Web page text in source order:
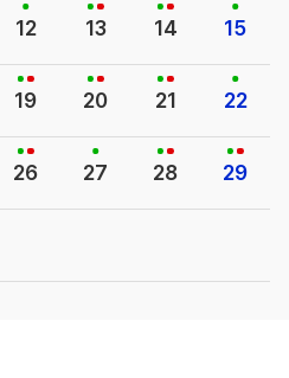
12 13 14 15
19 20 21 22
26 27 28 29